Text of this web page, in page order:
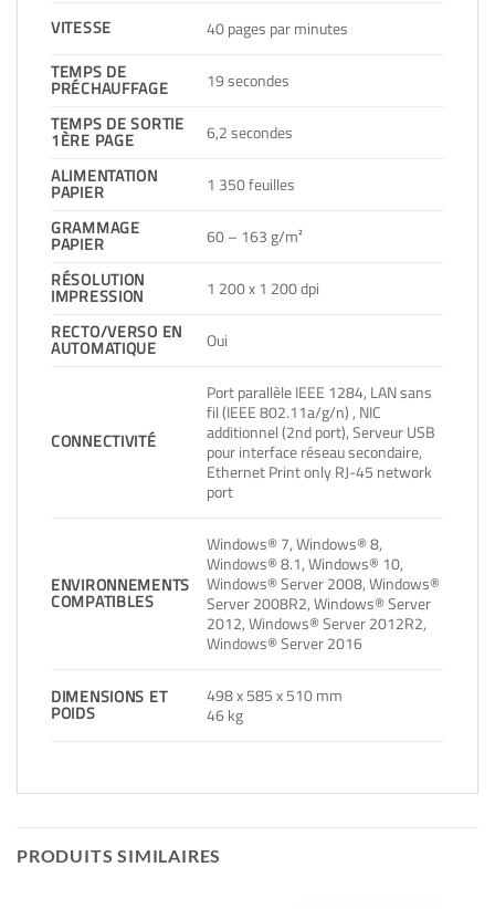
VITESSE
40 pages par minutes
TEMPS DE
PRÉCHAUFFAGE
19 secondes
TEMPS DE SORTIE
1ÈRE PAGE
6,2 secondes
ALIMENTATION
PAPIER
1 350 feuilles
GRAMMAGE
PAPIER
60 – 163 g/m²
RÉSOLUTION
IMPRESSION
1 200 x 1 200 dpi
RECTO/VERSO EN
AUTOMATIQUE Oui
CONNECTIVITÉ
Port parallèle IEEE 1284, LAN sans
fil (IEEE 802.11a/g/n) , NIC
additionnel (2nd port), Serveur USB
pour interface réseau secondaire,
Ethernet Print only RJ-45 network
port
ENVIRONNEMENTS
COMPATIBLES
Windows® 7, Windows® 8,
Windows® 8.1, Windows® 10,
Windows® Server 2008, Windows®
Server 2008R2, Windows® Server
2012, Windows® Server 2012R2,
Windows® Server 2016
DIMENSIONS ET
POIDS
498 x 585 x 510 mm
46 kg
PRODUITS SIMILAIRES